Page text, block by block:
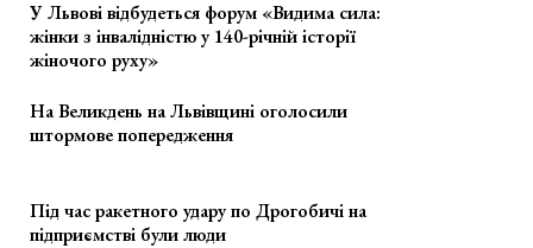
У Львові відбудеться форум «Видима сила:
жінки з інвалідністю у 140-річній історії
жіночого руху»
На Великдень на Львівщині оголосили
штормове попередження
Під час ракетного удару по Дрогобичі на
підприємстві були люди